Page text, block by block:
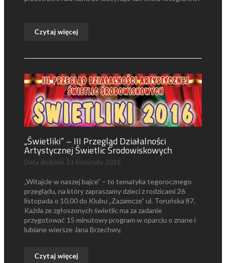
Czytaj więcej
„Świetliki” – III Przegląd Działalności
Artystycznej Świetlic Środowiskowych
Data dodania 21 listopada 2016
„Witajcie w naszej bajce” – to tematyka tegorocznego
przeglądu, na który zapraszamy dzieci z rodzicami 26
listopada o 10.00 do Klubu „Zazamcze” ul. Toruńska 87.
Każda ze zgłoszonych świetlic ma za zadanie
przygotować 15 minutowy program w oparciu o znane i
lubiane wiersze Jana Brzechwy.
Czytaj więcej